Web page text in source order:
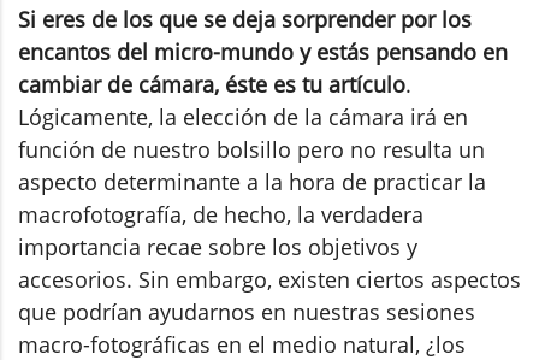
Si eres de los que se deja sorprender por los
encantos del micro-mundo y estás pensando en
cambiar de cámara, éste es tu artículo.
Lógicamente, la elección de la cámara irá en
función de nuestro bolsillo pero no resulta un
aspecto determinante a la hora de practicar la
macrofotografía, de hecho, la verdadera
importancia recae sobre los objetivos y
accesorios. Sin embargo, existen ciertos aspectos
que podrían ayudarnos en nuestras sesiones
macro-fotográficas en el medio natural, ¿los